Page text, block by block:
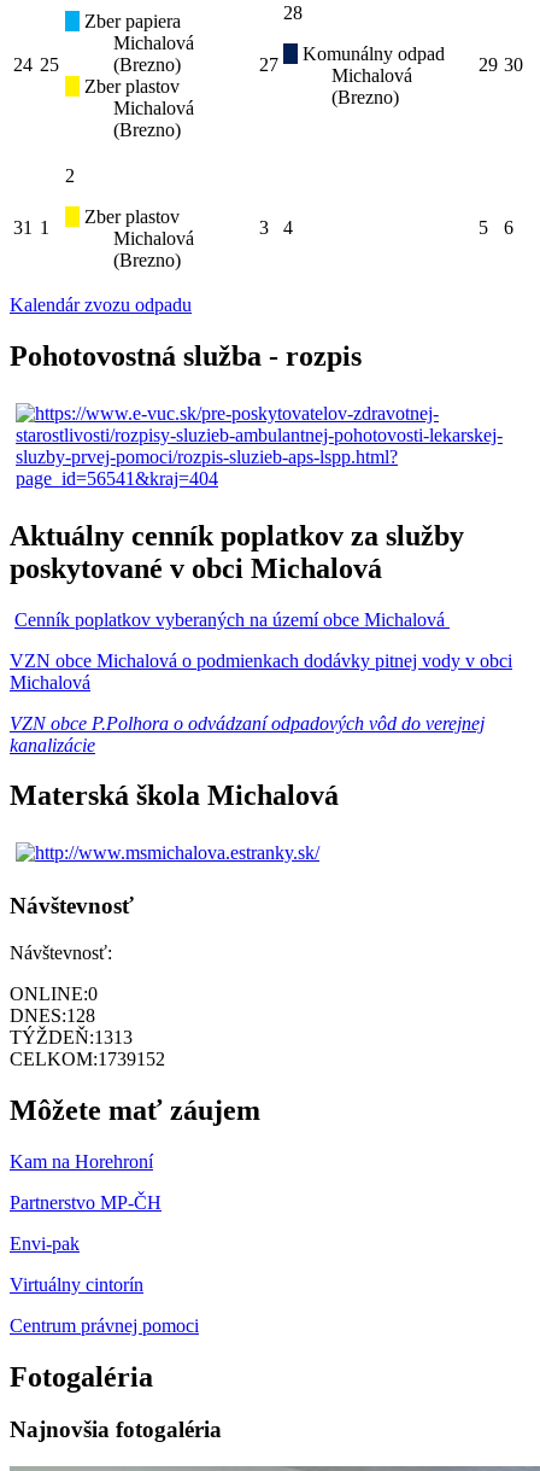
24 25
Zber papiera
Michalová
(Brezno)
Zber plastov
Michalová
(Brezno)
27
28
Komunálny odpad
Michalová
(Brezno)
29 30
31 1
2
Zber plastov
Michalová
(Brezno)
3 4 5 6
Kalendár zvozu odpadu
Pohotovostná služba - rozpis
Aktuálny cenník poplatkov za služby
poskytované v obci Michalová
Cenník poplatkov vyberaných na území obce Michalová
VZN obce Michalová o podmienkach dodávky pitnej vody v obci
Michalová
VZN obce P.Polhora o odvádzaní odpadových vôd do verejnej
kanalizácie
Materská škola Michalová
Návštevnosť
Návštevnosť:
ONLINE:0
DNES:128
TÝŽDEŇ:1313
CELKOM:1739152
Môžete mať záujem
Kam na Horehroní
Partnerstvo MP-ČH
Envi-pak
Virtuálny cintorín
Centrum právnej pomoci
Fotogaléria
Najnovšia fotogaléria